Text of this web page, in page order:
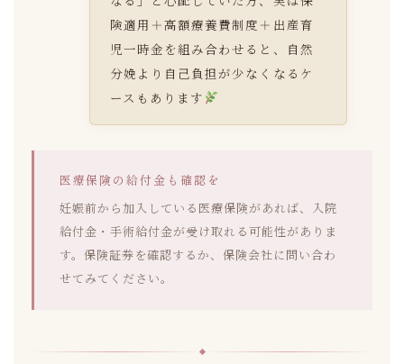
険適用＋高額療養費制度＋出産育
児一時金を組み合わせると、自然
分娩より自己負担が少なくなるケ
ースもあります
医療保険の給付金も確認を
妊娠前から加入している医療保険があれば、入院
給付金・手術給付金が受け取れる可能性がありま
す。保険証券を確認するか、保険会社に問い合わ
せてみてください。